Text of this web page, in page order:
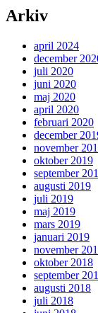
Arkiv
april 2024
december
juli 2020
juni 2020
maj 2020
april 2020
februari 2020
december
november
oktober 2019
september
augusti 2019
juli 2019
maj 2019
mars 2019
januari 2019
november
oktober 2018
september
augusti 2018
juli 2018